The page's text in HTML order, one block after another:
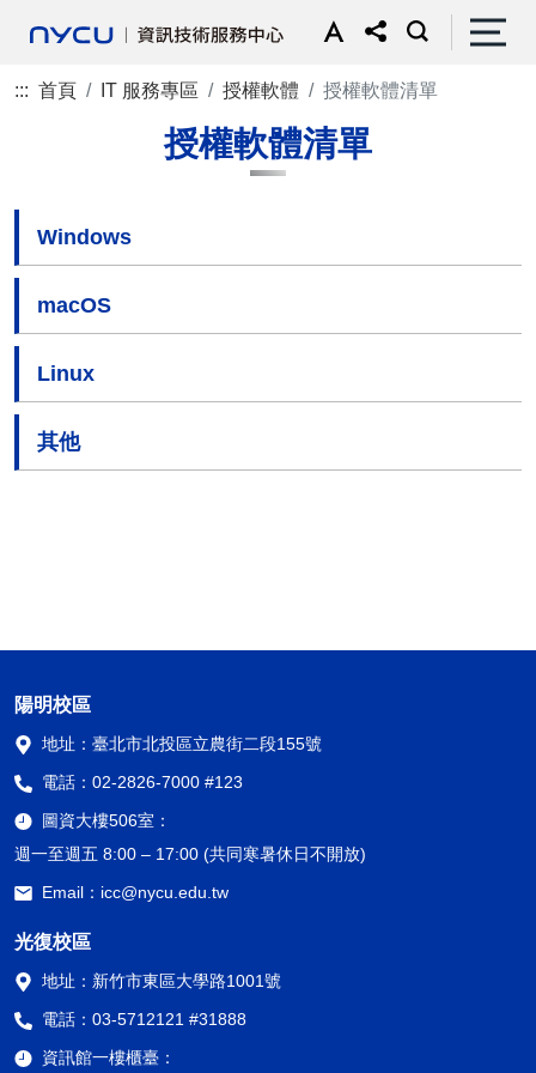
::: 首頁 IT 服務專區 授權軟體 授權軟體清單
授權軟體清單
Windows
macOS
Linux
其他
陽明校區
地址： 臺北市北投區立農街二段155號
電話： 02-2826-7000 #123
圖資大樓506室：
週一至週五 8:00 – 17:00 (共同寒暑休日不開放)
Email： icc@nycu.edu.tw
光復校區
地址： 新竹市東區大學路1001號
電話： 03-5712121 #31888
資訊館一樓櫃臺：